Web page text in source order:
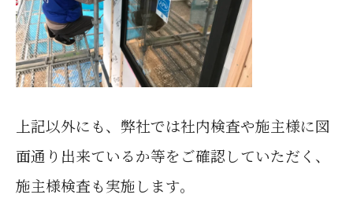
上記以外にも、 弊社では社内検査や施主様に図
面通り出来ているか等をご確認していただく、
施主様検査も実施します。